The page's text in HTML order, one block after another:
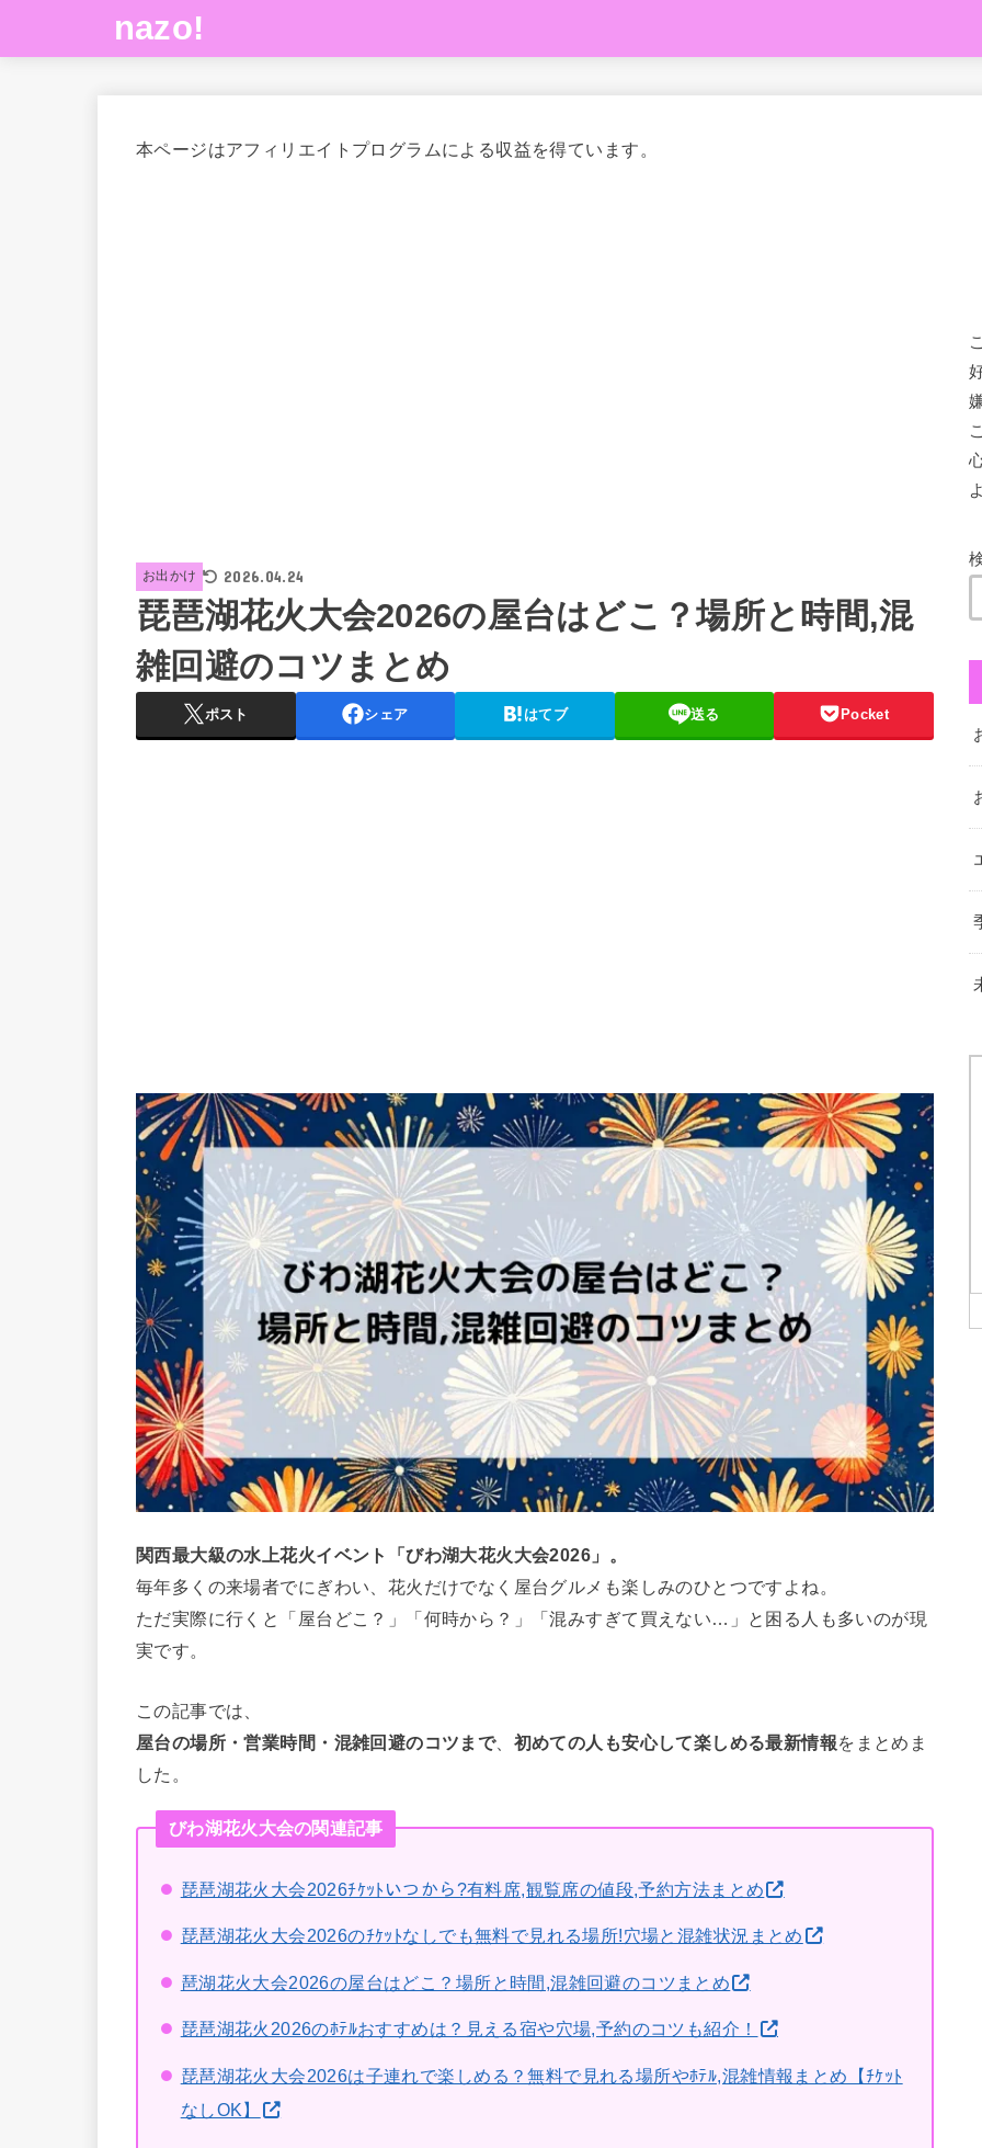
nazo!
本ページはアフィリエイトプログラムによる収益を得ています。
お出かけ 2026.04.24
琵琶湖花火大会2026の屋台はどこ？場所と時間,混
雑回避のコツまとめ
ポスト シェア はてブ 送る Pocket
関西最大級の水上花火イベント「びわ湖大花火大会2026」。
毎年多くの来場者でにぎわい、花火だけでなく屋台グルメも楽しみのひとつですよね。
ただ実際に行くと「屋台どこ？」「何時から？」「混みすぎて買えない…」と困る人も多いのが現
実です。
この記事では、
屋台の場所・営業時間・混雑回避のコツまで、 初めての人も安心して楽しめる最新情報をまとめま
した。
びわ湖花火大会の関連記事
琵琶湖花火大会2026ﾁｹｯﾄいつから?有料席,観覧席の値段,予約方法まとめ
琵琶湖花火大会2026のﾁｹｯﾄなしでも無料で見れる場所!穴場と混雑状況まとめ
琶湖花火大会2026の屋台はどこ？場所と時間,混雑回避のコツまとめ
琵琶湖花火2026のﾎﾃﾙおすすめは？見える宿や穴場,予約のコツも紹介！
琵琶湖花火大会2026は子連れで楽しめる？無料で見れる場所やﾎﾃﾙ,混雑情報まとめ【ﾁｹｯﾄ
なしOK】